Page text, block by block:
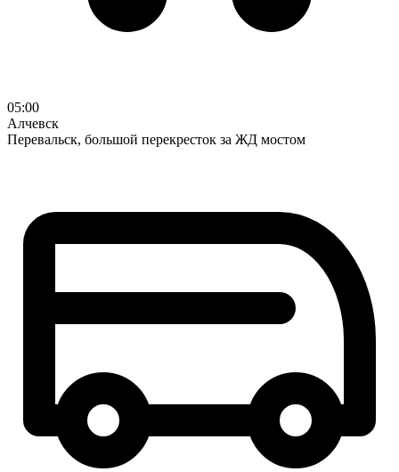
05:00
Алчевск
Перевальск, большой перекресток за ЖД мостом